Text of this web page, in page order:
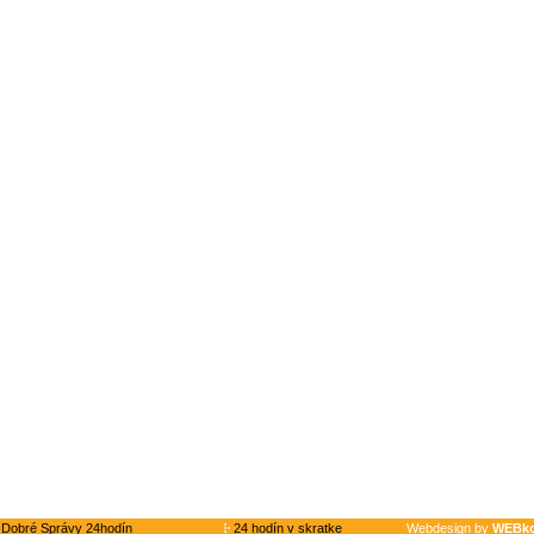
Správy 24hodín 24 hodín v skratke Webdesign by